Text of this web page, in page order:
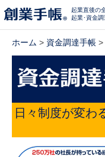
起業直後の
起業･資金
ホーム > 資金調達手帳 >
日々制度が変わ